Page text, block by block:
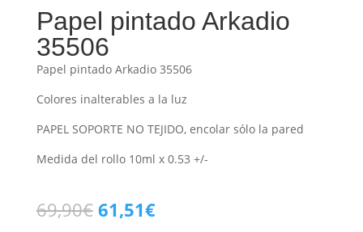
Papel pintado Arkadio
35506
Papel pintado Arkadio 35506
Colores inalterables a la luz
PAPEL SOPORTE NO TEJIDO, encolar sólo la pared
Medida del rollo 10ml x 0.53 +/-
69,90€ El
61,51€El